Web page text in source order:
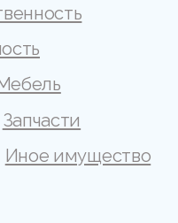
Запчасти
Иное имущество